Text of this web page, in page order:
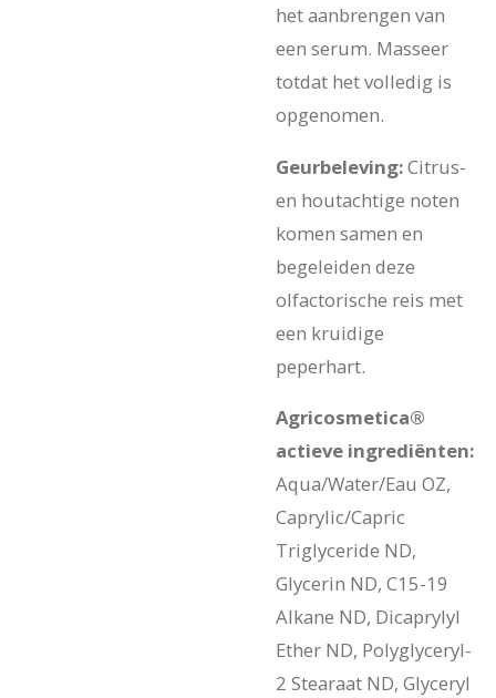
het aanbrengen van
een serum. Masseer
totdat het volledig is
opgenomen.
Geurbeleving:Citrus-
en houtachtige noten
komen samen en
begeleiden deze
olfactorische reis met
een kruidige
peperhart.
Agricosmetica®
actieve ingrediënten:
Aqua/Water/Eau OZ,
Caprylic/Capric
Triglyceride ND,
Glycerin ND, C15-19
Alkane ND, Dicaprylyl
Ether ND, Polyglyceryl-
2 Stearaat ND, Glyceryl